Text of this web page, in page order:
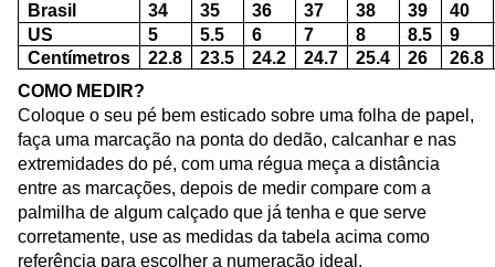
Brasil 34 35 36 37 38 39
40
US
5 5.5 6 7 8 8.5
9
Centímetros
22.8 23.5 24.2 24.7 25.4 26
26.8
COMO MEDIR?
Coloque o seu pé bem esticado sobre uma folha de papel,
faça uma marcação na ponta do dedão, calcanhar e nas
extremidades do pé, com uma régua meça a distância
entre as marcações, depois de medir compare com a
palmilha de algum calçado que já tenha e que serve
corretamente, use as medidas da tabela acima como
referência para escolher a numeração ideal.